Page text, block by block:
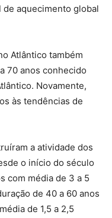
aquecimento global
Atlântico também
70 anos conhecido
Novamente,
às tendências de
a atividade dos
o início do século
com média de 3 a 5
de 40 a 60 anos
de 1,5 a 2,5